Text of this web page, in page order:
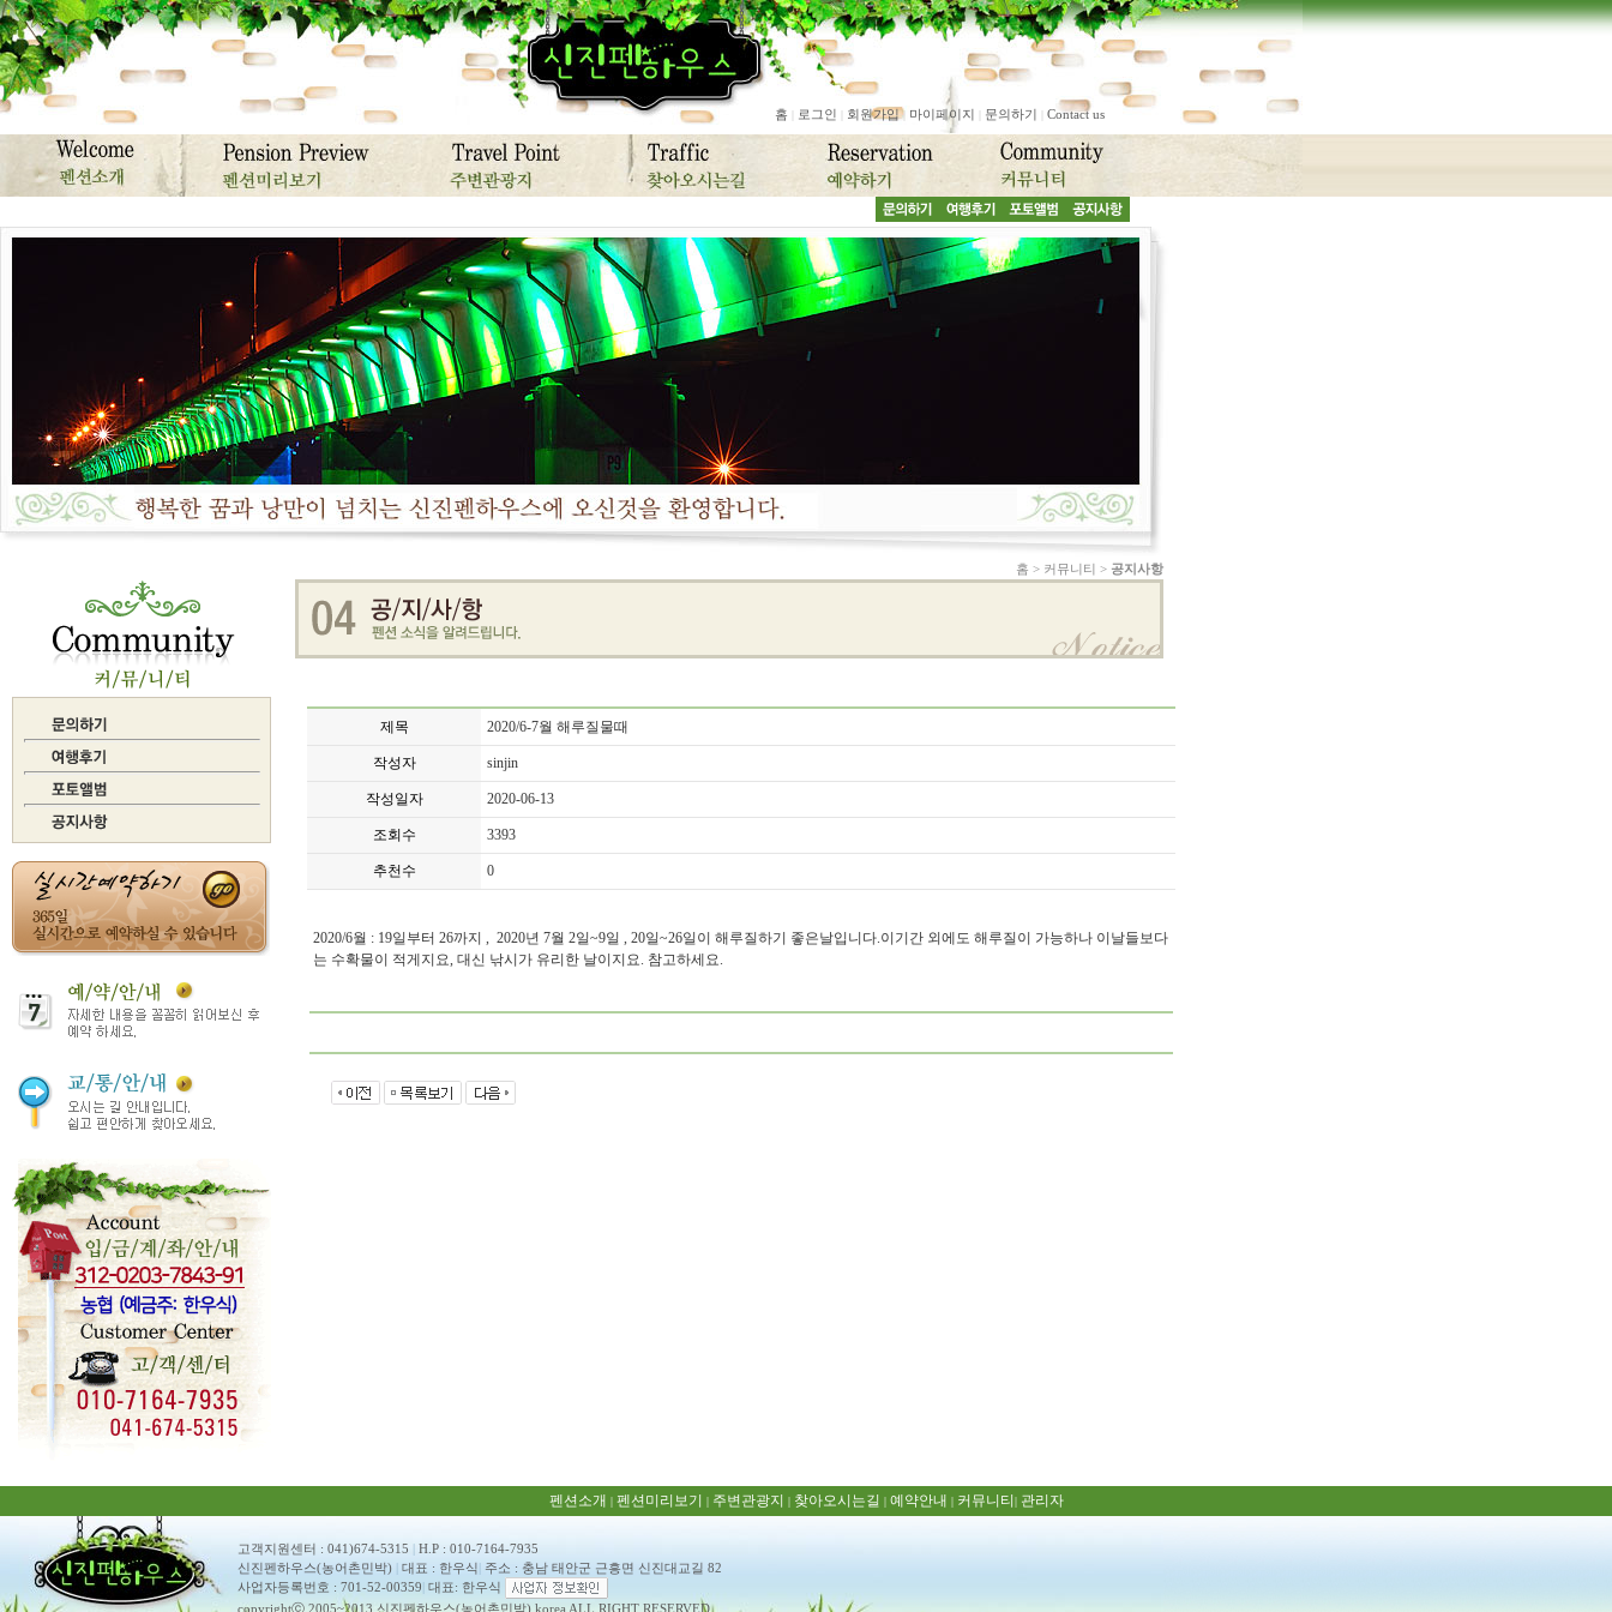
홈 로그인 회원가입| 마이페이지 문의하기 Contact us
홈 > 커뮤니티 > 공지사항
제목 2020/6-7월 해루질물때
작성자 sinjin
작성일자 2020-06-13
조회수 3393
추천수 0
2020/6월 : 19일부터 26까지 , 2020년 7월 2일~9일 , 20일~26일이 해루질하기 좋은날입니다.이기간 외에도 해루질이 가능하나 이날들보다
는 수확물이 적게지요, 대신 낚시가 유리한 날이지요. 참고하세요.
펜션소개 | 펜션미리보기 | 주변관광지 | 찾아오시는길 | 예약안내 | 커뮤니티 | 관리자
고객지원센터 : 041)674-5315 | H.P : 010-7164-7935
신진펜하우스(농어촌민박) | 대표 : 한우식| 주소 : 충남 태안군 근흥면 신진대교길 82
사업자등록번호 : 701-52-00359 대표: 한우식
copyrightⓒ 2005~2013 신진펜하우스(농어촌민박) korea ALL RIGHT RESERVED.